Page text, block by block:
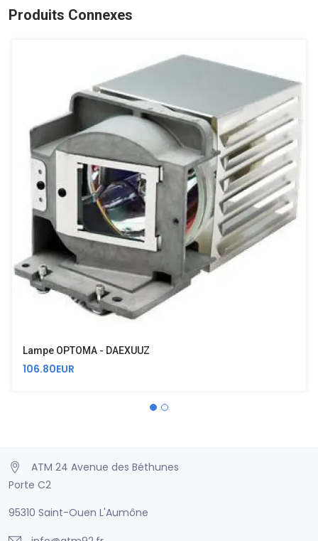
Produits Connexes
Lampe OPTOMA - DAEXUUZ
106.80EUR
ATM 24 Avenue des Béthunes
Porte C2
95310 Saint-Ouen L'Aumône